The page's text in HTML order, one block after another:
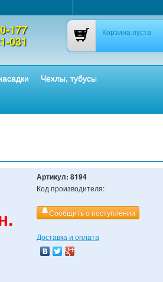
177
031
Корзина пуста
Чехлы, тубусы
Артикул: 8194
Код производителя:
Сообщить о поступлении
Доставка и оплата